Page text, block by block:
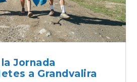
Jornada
a Grandvalira